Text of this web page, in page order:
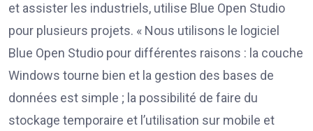
et assister les industriels, utilise Blue Open Studio
pour plusieurs projets. « Nous utilisons le logiciel
Blue Open Studio pour différentes raisons : la couche
Windows tourne bien et la gestion des bases de
données est simple ; la possibilité de faire du
stockage temporaire et l’utilisation sur mobile et